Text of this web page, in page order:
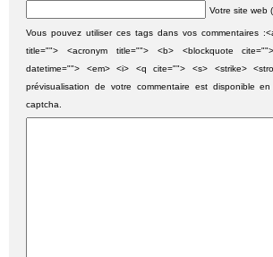
Votre site web
Vous pouvez utiliser ces tags dans vos commentaires
title=""> <acronym title=""> <b> <blockquote
datetime=""> <em> <i> <q cite=""> <s> <strike>
prévisualisation de votre commentaire est disponible
captcha.